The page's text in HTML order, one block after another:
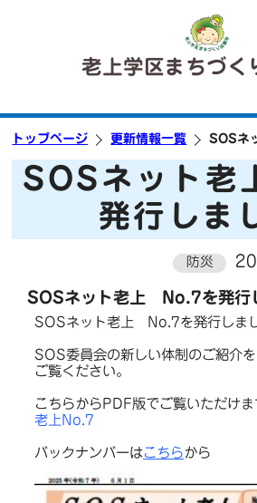
老上学区まちづく
トップページ 更新情報一覧 SOSネ
SOSネット老
発行しま
防災
SOSネット老上 No.7を発行
SOSネット老上 No.7を発行しまし
SOS委員会の新しい体制のご紹介
ご覧ください。
こちらからPDF版でご覧いただけ
老上No.7
バックナンバーはこちら から